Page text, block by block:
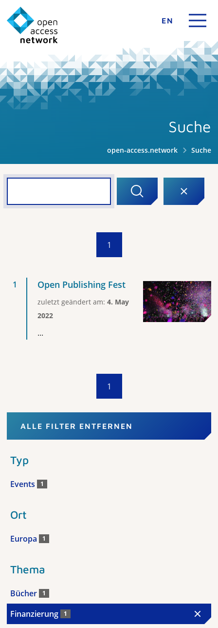
EN
Suche
open-access.network Suche
1
Open Publishing Fest
zuletzt geändert am: 4. May
2022
...
1
ALLE FILTER ENTFERNEN
Typ
Events 1
Ort
Europa 1
Thema
Bücher 1
Finanzierung 1